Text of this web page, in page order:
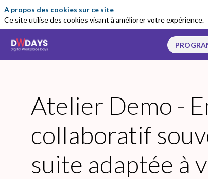
Atelier Demo -
collaboratif
suite adaptée à
A propos des cookies sur ce site
Ce site utilise des cookies visant à améliorer votre expérience.